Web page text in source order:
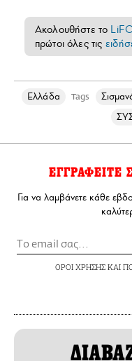
Ακολουθήστε το
πρώτοι όλες τις
Ελλάδα Tags
ΕΓΓΡΑΦΕΙΤΕ
Για να λαμβάνετε κάθε
ΟΡΟΙ ΧΡΗΣΗΣΚΑΙ